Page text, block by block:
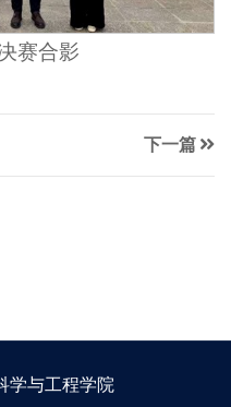
赛合影
下一篇
学与工程学院